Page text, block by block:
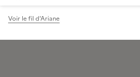
Voir le fil d'Ariane